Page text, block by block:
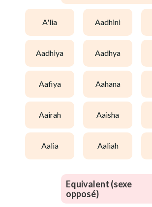
a'lia aadhini
aadhiya aadhya
aafiya aahana
aairah aaisha
aalia aaliah
Equivalent (sexe
opposé)